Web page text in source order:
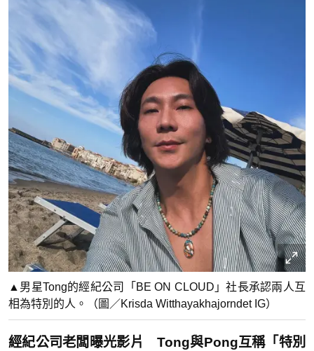
▲男星Tong的經紀公司「BE ON CLOUD」社長承認兩人互
相為特別的人。（圖／Krisda Witthayakhajorndet IG）
經紀公司老闆曝光影片 Tong與Pong互稱「特別